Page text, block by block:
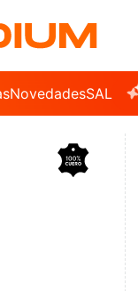
NovedadesSALE